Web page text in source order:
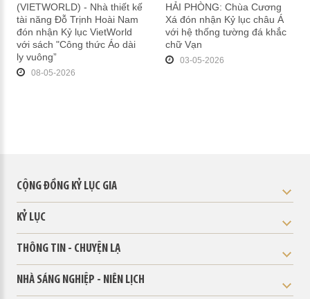
(VIETWORLD) - Nhà thiết kế
tài năng Đỗ Trịnh Hoài Nam
đón nhận Kỷ lục VietWorld
với sách "Công thức Áo dài
ly vuông”
08-05-2026
HẢI PHÒNG: Chùa Cương
Xá đón nhận Kỷ lục châu Á
với hệ thống tường đá khắc
chữ Vạn
03-05-2026
CỘNG ĐỒNG KỶ LỤC GIA
KỶ LỤC
THÔNG TIN - CHUYỆN LẠ
NHÀ SÁNG NGHIỆP - NIÊN LỊCH